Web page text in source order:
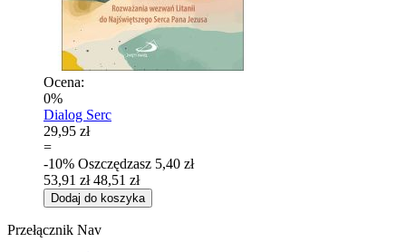
Ocena:
0%
Dialog Serc
29,95 zł
=
-10% Oszczędzasz 5,40 zł
53,91 zł 48,51 zł
Dodaj do koszyka
Przełącznik Nav